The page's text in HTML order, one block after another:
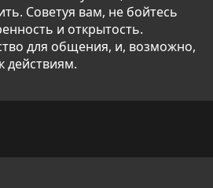
Советуя вам, не бойтесь
и открытость.
для общения, и, возможно,
действиям.